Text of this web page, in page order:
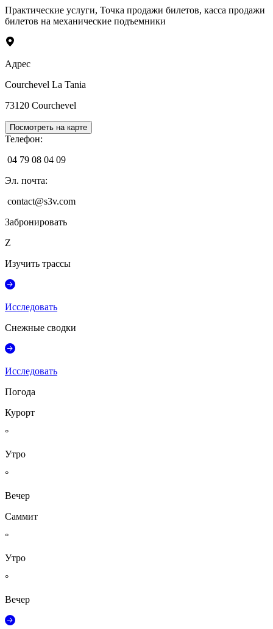
Практические услуги, Точка продажи билетов, касса продажи
билетов на механические подъемники
Адрес
Courchevel La Tania
73120 Courchevel
Посмотреть на карте
Телефон:
04 79 08 04 09
Эл. почта:
contact@s3v.com
Забронировать
Z
Изучить трассы
Исследовать
Снежные сводки
Исследовать
Погода
Курорт
°
Утро
°
Вечер
Саммит
°
Утро
°
Вечер